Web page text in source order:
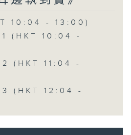
10:04 - 13:00)
1 (HKT 10:04 -
2 (HKT 11:04 -
3 (HKT 12:04 -